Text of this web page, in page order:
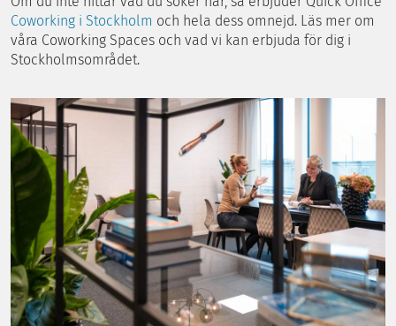
Coworking i Stockholm och hela dess omnejd. Läs mer om
våra Coworking Spaces och vad vi kan erbjuda för dig i
Stockholmsområdet.